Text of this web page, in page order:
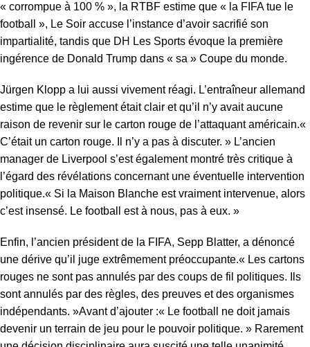
« corrompue à 100 % », la RTBF estime que « la FIFA tue le
football », Le Soir accuse l’instance d’avoir sacrifié son
impartialité, tandis que DH Les Sports évoque la première
ingérence de Donald Trump dans « sa » Coupe du monde.
Jürgen Klopp a lui aussi vivement réagi. L’entraîneur allemand
estime que le règlement était clair et qu’il n’y avait aucune
raison de revenir sur le carton rouge de l’attaquant américain.«
C’était un carton rouge. Il n’y a pas à discuter. » L’ancien
manager de Liverpool s’est également montré très critique à
l’égard des révélations concernant une éventuelle intervention
politique.« Si la Maison Blanche est vraiment intervenue, alors
c’est insensé. Le football est à nous, pas à eux. »
Enfin, l’ancien président de la FIFA, Sepp Blatter, a dénoncé
une dérive qu’il juge extrêmement préoccupante.« Les cartons
rouges ne sont pas annulés par des coups de fil politiques. Ils
sont annulés par des règles, des preuves et des organismes
indépendants. »Avant d’ajouter :« Le football ne doit jamais
devenir un terrain de jeu pour le pouvoir politique. » Rarement